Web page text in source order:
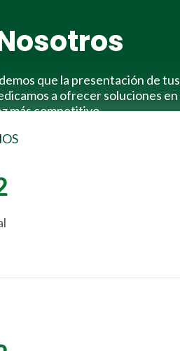
que la presentación de
a ofrecer soluciones
más competitivo.